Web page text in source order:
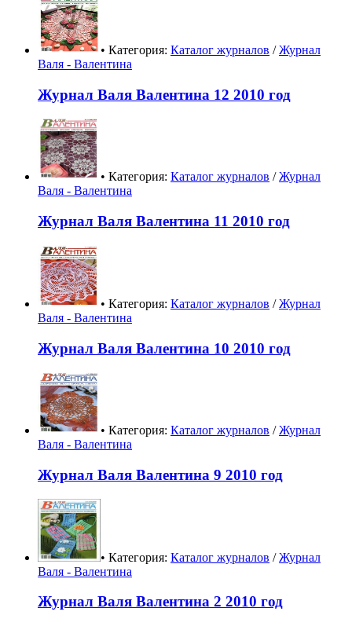
• Категория: Каталог журналов /Журнал
Валя - Валентина
Журнал Валя Валентина 12 2010 год
• Категория: Каталог журналов /Журнал
Валя - Валентина
Журнал Валя Валентина 11 2010 год
• Категория: Каталог журналов /Журнал
Валя - Валентина
Журнал Валя Валентина 10 2010 год
• Категория: Каталог журналов /Журнал
Валя - Валентина
Журнал Валя Валентина 9 2010 год
• Категория: Каталог журналов /Журнал
Валя - Валентина
Журнал Валя Валентина 2 2010 год